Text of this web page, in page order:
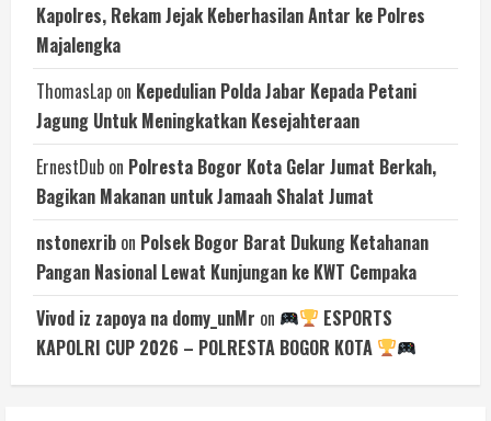
Kapolres, Rekam Jejak Keberhasilan Antar ke Polres
Majalengka
ThomasLap on Kepedulian Polda Jabar Kepada Petani
Jagung Untuk Meningkatkan Kesejahteraan
ErnestDub on Polresta Bogor Kota Gelar Jumat Berkah,
Bagikan Makanan untuk Jamaah Shalat Jumat
nstonexrib on Polsek Bogor Barat Dukung Ketahanan
Pangan Nasional Lewat Kunjungan ke KWT Cempaka
Vivod iz zapoya na domy_unMr on
ESPORTS
KAPOLRI CUP 2026 – POLRESTA BOGOR KOTA